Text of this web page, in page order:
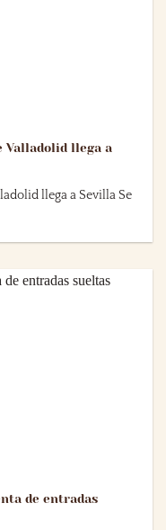
Valladolid llega a
llega a Sevilla Se
de entradas